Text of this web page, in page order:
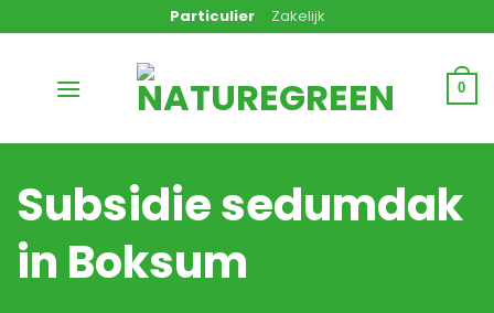
naar
Particulier Zakelijk
0
Subsidie sedumdak
in Boksum